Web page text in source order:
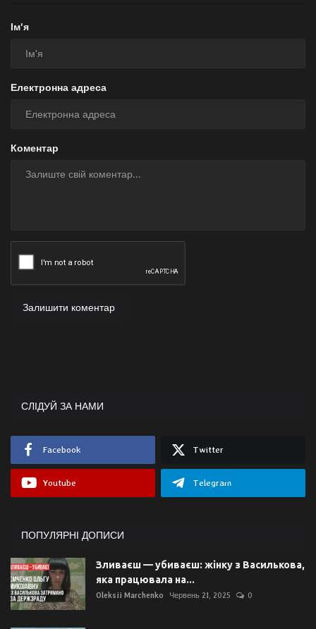
Ім'я
Електронна адреса
Коментар
Залишити коментар
СЛІДУЙ ЗА НАМИ
Facebook Twitter
Youtube Telegram
ПОПУЛЯРНІ ДОПИСИ
Зливаєш — убиваєш: жінку з Василькова,
яка працювала на...
Oleksii Marchenko Червень 21, 2025 0